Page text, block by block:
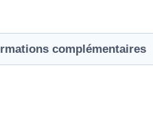
complémentaires